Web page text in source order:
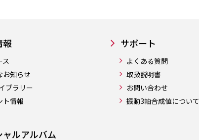
報
ス
お知らせ
ブラリー
ト情報
ルアルバム
サポート
よくある質問
取扱説明書
お問い合わせ
振動3軸合成値について